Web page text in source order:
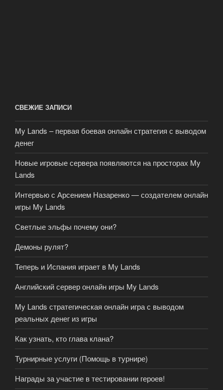
СВЕЖИЕ ЗАПИСИ
My Lands – первая боевая онлайн стратегия с выводом
денег
Новые игровые сервера появляются на просторах My
Lands
Интервью с Арсением Назаренко — создателем онлайн
игры My Lands
Светлые эльфы почему они?
Демоны рулят?
Теперь и Испания играет в My Lands
Английский сервер онлайн игры My Lands
My Lands стратегическая онлайн игра с выводом
реальных денег из игры
Как узнать, кто глава клана?
Турнирные услуги (Помощь в турнире)
Награды за участие в тестировании героев!